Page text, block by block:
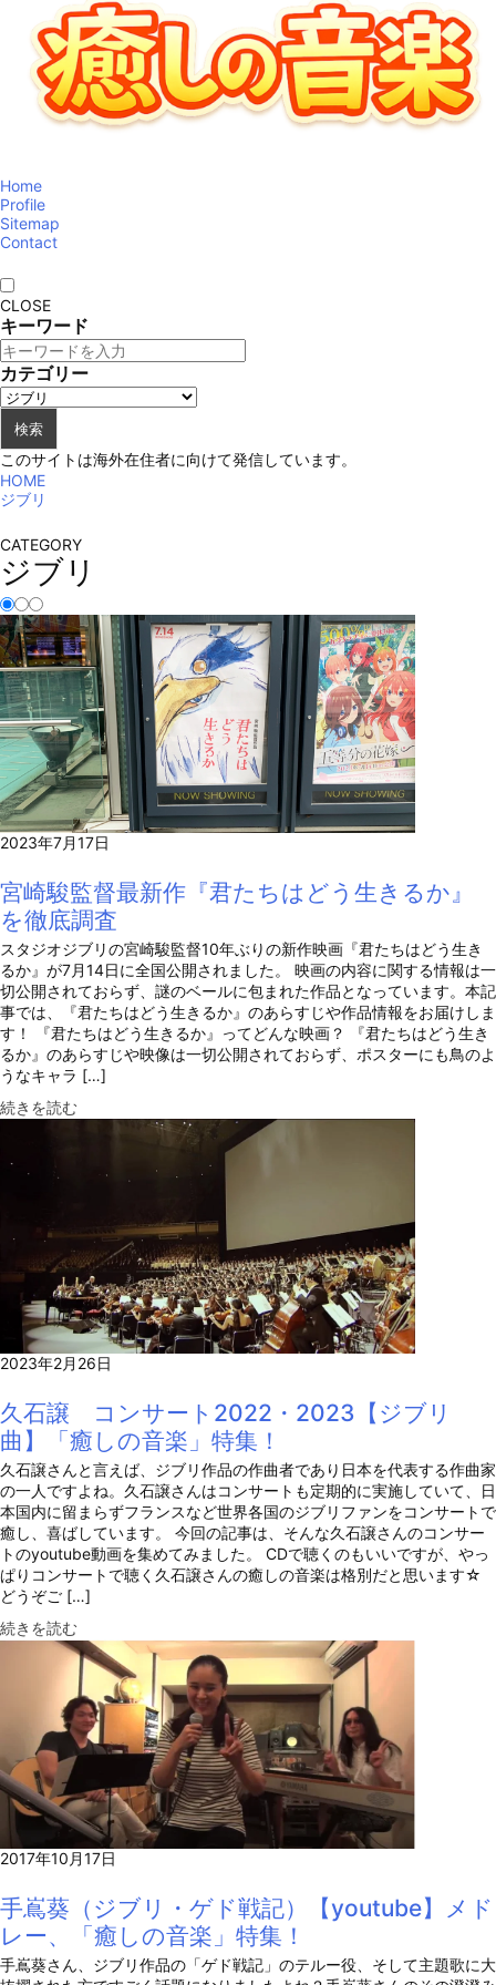
Home
Profile
Sitemap
Contact
CLOSE
キーワード
カテゴリー
検索
このサイトは海外在住者に向けて発信しています。
HOME
ジブリ
CATEGORY
ジブリ
2023年7月17日
宮崎駿監督最新作『君たちはどう生きるか』
を徹底調査
スタジオジブリの宮崎駿監督10年ぶりの新作映画『君たちはどう生き
るか』が7月14日に全国公開されました。 映画の内容に関する情報は一
切公開されておらず、謎のベールに包まれた作品となっています。本記
事では、『君たちはどう生きるか』のあらすじや作品情報をお届けしま
す！ 『君たちはどう生きるか』ってどんな映画？ 『君たちはどう生き
るか』のあらすじや映像は一切公開されておらず、ポスターにも鳥のよ
うなキャラ […]
続きを読む
2023年2月26日
久石譲 コンサート2022・2023【ジブリ
曲】「癒しの音楽」特集！
久石譲さんと言えば、ジブリ作品の作曲者であり日本を代表する作曲家
の一人ですよね。久石譲さんはコンサートも定期的に実施していて、日
本国内に留まらずフランスなど世界各国のジブリファンをコンサートで
癒し、喜ばしています。 今回の記事は、そんな久石譲さんのコンサー
トのyoutube動画を集めてみました。 CDで聴くのもいいですが、やっ
ぱりコンサートで聴く久石譲さんの癒しの音楽は格別だと思います☆
どうぞご […]
続きを読む
2017年10月17日
手嶌葵（ジブリ・ゲド戦記）【youtube】メド
レー、「癒しの音楽」特集！
手嶌葵さん、ジブリ作品の「ゲド戦記」のテルー役、そして主題歌に大